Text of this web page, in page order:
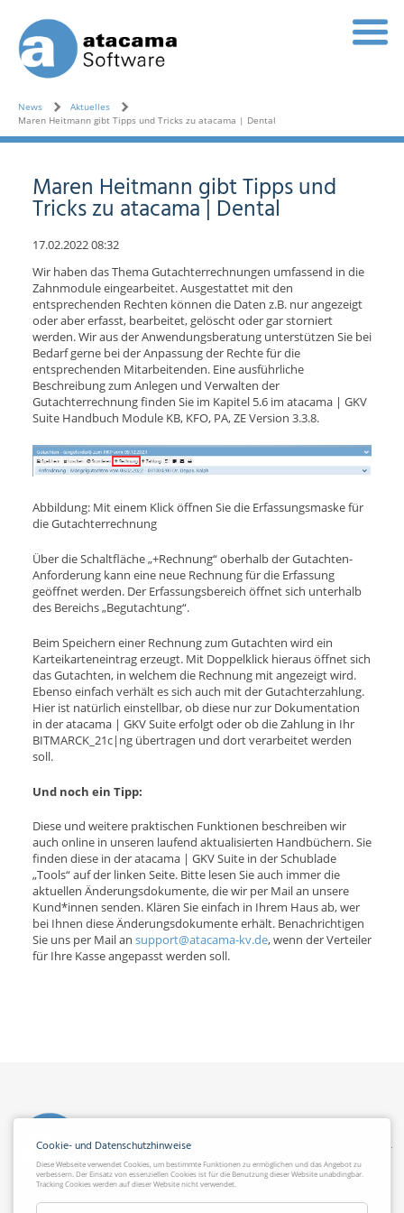
News
Aktuelles
Maren Heitmann gibt Tipps und Tricks zu atacama | Dental
Maren Heitmann gibt Tipps und
Tricks zu atacama | Dental
17.02.2022 08:32
Wir haben das Thema Gutachterrechnungen umfassend in die
Zahnmodule eingearbeitet. Ausgestattet mit den
entsprechenden Rechten können die Daten z.B. nur angezeigt
oder aber erfasst, bearbeitet, gelöscht oder gar storniert
werden. Wir aus der Anwendungsberatung unterstützen Sie bei
Bedarf gerne bei der Anpassung der Rechte für die
entsprechenden Mitarbeitenden. Eine ausführliche
Beschreibung zum Anlegen und Verwalten der
Gutachterrechnung finden Sie im Kapitel 5.6 im atacama | GKV
Suite Handbuch Module KB, KFO, PA, ZE Version 3.3.8.
Abbildung: Mit einem Klick öffnen Sie die Erfassungsmaske für
die Gutachterrechnung
Über die Schaltfläche „+Rechnung“ oberhalb der Gutachten-
Anforderung kann eine neue Rechnung für die Erfassung
geöffnet werden. Der Erfassungsbereich öffnet sich unterhalb
des Bereichs „Begutachtung“.
Beim Speichern einer Rechnung zum Gutachten wird ein
Karteikarteneintrag erzeugt. Mit Doppelklick hieraus öffnet sich
das Gutachten, in welchem die Rechnung mit angezeigt wird.
Ebenso einfach verhält es sich auch mit der Gutachterzahlung.
Hier ist natürlich einstellbar, ob diese nur zur Dokumentation
in der atacama | GKV Suite erfolgt oder ob die Zahlung in Ihr
BITMARCK_21c|ng übertragen und dort verarbeitet werden
soll.
Und noch ein Tipp:
Diese und weitere praktischen Funktionen beschreiben wir
auch online in unseren laufend aktualisierten Handbüchern. Sie
finden diese in der atacama | GKV Suite in der Schublade
„Tools“ auf der linken Seite. Bitte lesen Sie auch immer die
aktuellen Änderungsdokumente, die wir per Mail an unsere
Kund*innen senden. Klären Sie einfach in Ihrem Haus ab, wer
bei Ihnen diese Änderungsdokumente erhält. Benachrichtigen
Sie uns per Mail an support@atacama-kv.de, wenn der Verteiler
für Ihre Kasse angepasst werden soll.
Cookie- und Datenschutzhinweise
Diese Webseite verwendet Cookies, um bestimmte Funktionen zu ermöglichen und das Angebot zu
verbessern. Der Einsatz von essenziellen Cookies ist für die Benutzung dieser Website unabdingbar.
Tracking Cookies werden auf dieser Website nicht verwendet.